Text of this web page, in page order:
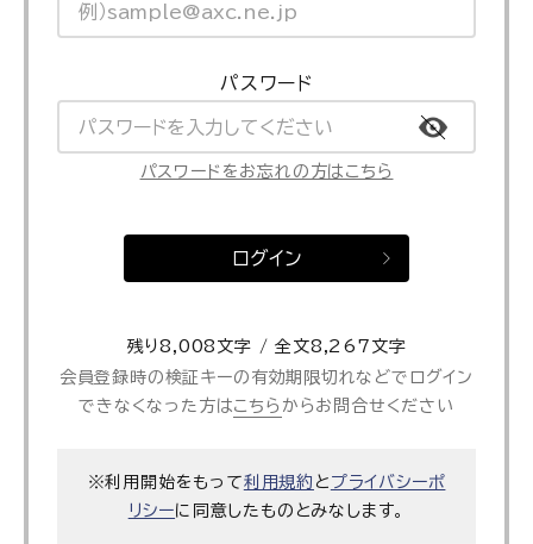
パスワード
パスワードをお忘れの方はこちら
ログイン
残り8,008文字 / 全文8,267文字
会員登録時の検証キーの有効期限切れなどでログイン
できなくなった方はこちら からお問合せください
※利用開始をもって利用規約 と プライバシーポ
リシーに同意したものとみなします。